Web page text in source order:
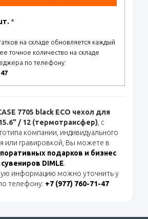
*
на складе обновляется каждый
точное количество на складе
по телефону:
7705 black ECO чехол для
/ 12 (термотрансфер) , с
компании, индивидуального
или гравировкой, Вы можете в
подарков и бизнес
сувениров DIMLE.
информацию можно уточнить у
телефону: +7 (977) 760-71-47